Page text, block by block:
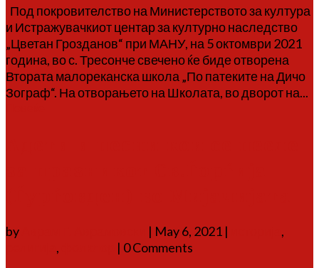
Под покровителство на Министерството за култура
и Истражувачкиот центар за културно наследство
„Цветан Грозданов“ при МАНУ, на 5 октомври 2021
година, во с. Тресонче свечено ќе биде отворена
Втората малореканска школа „По патеките на Дичо
Зограф“. На отворањето на Школата, во дворот на...
by | May 6, 2021 |
,
,
| 0 Comments